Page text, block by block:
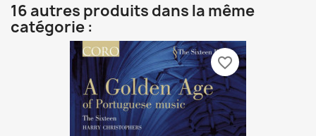
16 autres produits dans la même
catégorie :
favorite_border